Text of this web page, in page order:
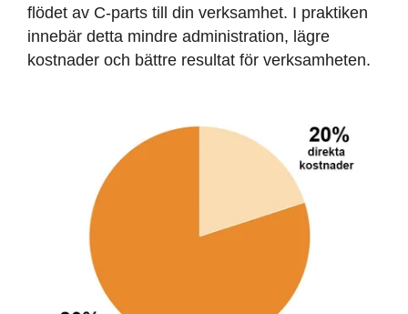
flödet av C-parts till din verksamhet. I praktiken
innebär detta mindre administration, lägre
kostnader och bättre resultat för verksamheten.